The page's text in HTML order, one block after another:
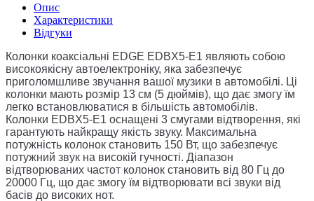
Опис
Характеристики
Відгуки
Колонки коаксіальні EDGE EDBX5-E1 являють собою
високоякісну автоелектроніку, яка забезпечує
приголомшливе звучання вашої музики в автомобілі. Ці
колонки мають розмір 13 см (5 дюймів), що дає змогу їм
легко встановлюватися в більшість автомобілів.
Колонки EDBX5-E1 оснащені 3 смугами відтворення, які
гарантують найкращу якість звуку. Максимальна
потужність колонок становить 150 Вт, що забезпечує
потужний звук на високій гучності. Діапазон
відтворюваних частот колонок становить від 80 Гц до
20000 Гц, що дає змогу їм відтворювати всі звуки від
басів до високих нот.